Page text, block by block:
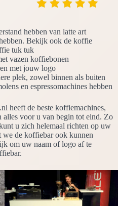
hebben van latte art
Bekijk ook de koffie
tuk tuk
vazen koffiebonen
met jouw logo
plek, zowel binnen als buiten
en espressomachines hebben
heeft de beste koffiemachines,
alles voor u van begin tot eind. Zo
u zich helemaal richten op uw
we de koffiebar ook kunnen
om uw naam of logo af te